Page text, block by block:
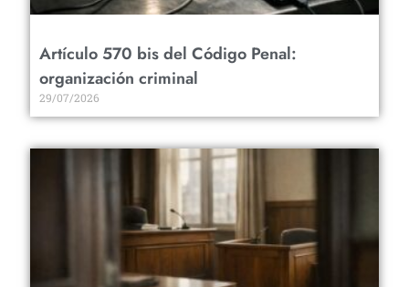
Artículo 570 bis del Código Penal:
organización criminal
29/07/2026